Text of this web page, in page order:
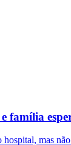
família
mas